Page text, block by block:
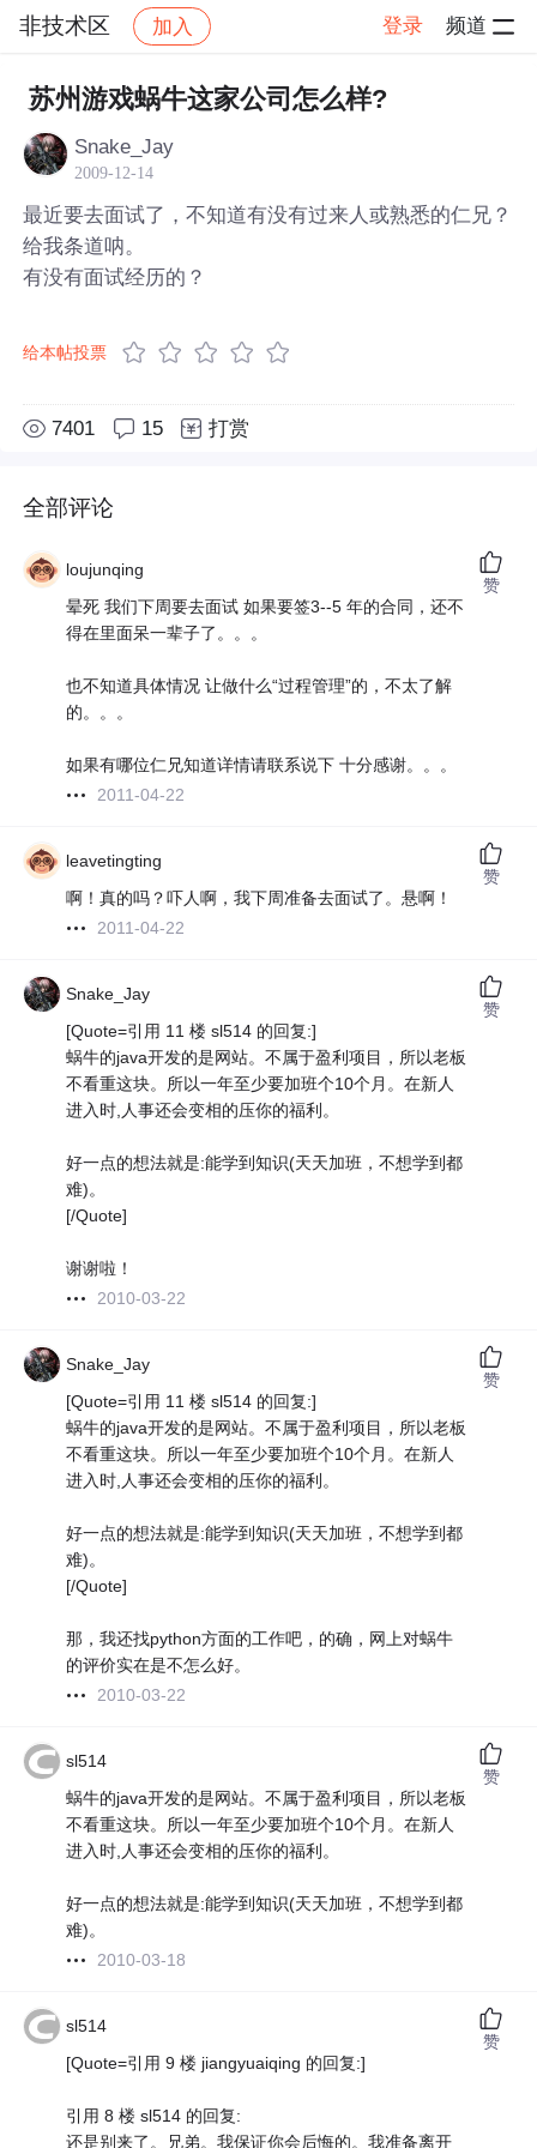
非技术区 加入 登录 频道
社区 非技术区 帖子详情
苏州游戏蜗牛这家公司怎么样?
Snake_Jay
2009-12-14
最近要去面试了，不知道有没有过来人或熟悉的仁兄？
给我条道呐。
有没有面试经历的？
给本帖投票
7401 15 打赏
全部评论
loujunqing
晕死 我们下周要去面试 如果要签3--5 年的合同，还不
得在里面呆一辈子了。。。
也不知道具体情况 让做什么“过程管理”的，不太了解
的。。。
如果有哪位仁兄知道详情请联系说下 十分感谢。。。
2011-04-22
赞
leavetingting
啊！真的吗？吓人啊，我下周准备去面试了。悬啊！
2011-04-22
赞
Snake_Jay
[Quote=引用 11 楼 sl514 的回复:]
蜗牛的java开发的是网站。不属于盈利项目，所以老板
不看重这块。所以一年至少要加班个10个月。在新人
进入时,人事还会变相的压你的福利。
好一点的想法就是:能学到知识(天天加班，不想学到都
难)。
[/Quote]
谢谢啦！
2010-03-22
赞
Snake_Jay
[Quote=引用 11 楼 sl514 的回复:]
蜗牛的java开发的是网站。不属于盈利项目，所以老板
不看重这块。所以一年至少要加班个10个月。在新人
进入时,人事还会变相的压你的福利。
好一点的想法就是:能学到知识(天天加班，不想学到都
难)。
[/Quote]
那，我还找python方面的工作吧，的确，网上对蜗牛
的评价实在是不怎么好。
2010-03-22
赞
sl514
蜗牛的java开发的是网站。不属于盈利项目，所以老板
不看重这块。所以一年至少要加班个10个月。在新人
进入时,人事还会变相的压你的福利。
好一点的想法就是:能学到知识(天天加班，不想学到都
难)。
2010-03-18
赞
sl514
[Quote=引用 9 楼 jiangyuaiqing 的回复:]
引用 8 楼 sl514 的回复:
还是别来了。兄弟。我保证你会后悔的。我准备离开
赞